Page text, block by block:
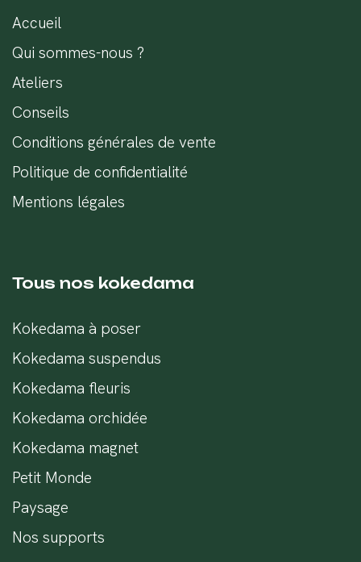
Accueil
Qui sommes-nous ?
Ateliers
Conseils
Conditions générales de vente
Politique de confidentialité
Mentions légales
Tous nos kokedama
Kokedama à poser
Kokedama suspendus
Kokedama fleuris
Kokedama orchidée
Kokedama magnet
Petit Monde
Paysage
Nos supports